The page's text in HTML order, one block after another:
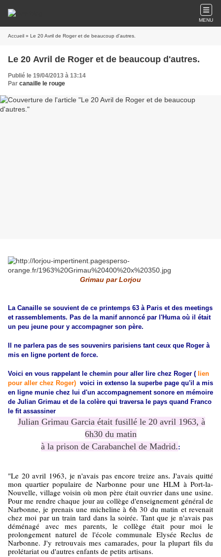
MENU
Accueil » Le 20 Avril de Roger et de beaucoup d'autres.
Le 20 Avril de Roger et de beaucoup d'autres.
Publié le 19/04/2013 à 13:14
Par canaille le rouge
Grimau par Lorjou
La Canaille se souvient de ce printemps 63 à Paris et des meetings
et rassemblements. Pas de la manif annoncé par l'Huma où il était
un peu jeune pour y accompagner son père.
Il ne parlera pas de ses souvenirs parisiens tant ceux que Roger à
mis en ligne portent de force.
Voici en vous rappelant le chemin pour aller lire chez Roger ( lien
pour aller chez Roger) voici in extenso la superbe page qu'il a mis
en ligne munie chez lui d'un accompagnement sonore en mémoire
de Julian Grimau et de la colère qui traversa le pays quand Franco
le fit assassiner
Julian Grimau Garcia était fusillé le 20 avril 1963, à
6h30 du matin
à la prison de Carabanchel de Madrid.:
"Le 20 avril 1963, je n'avais pas encore treize ans.J'avais quitté
mon quartier populaire de Narbonne pour une HLM à Port-la-
Nouvelle, village voisin où mon père était ouvrier dans une usine.
Pour me rendre chaque jour au collège d'enseignement général de
Narbonne, je prenais une micheline à 6h 30 du matin et revenait
chez moi par un train tard dans la soirée. Tant que je n'avais pas
déménagé avec mes parents, le collège était pour moi le
prolongement naturel de l'école communale Elysée Reclus de
Narbonne. J'y retrouvais mes camarades, pour la plupart fils du
prolétariat ou d'autres enfants de petits artisans.